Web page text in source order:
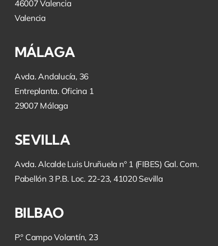
46007 Valencia
Valencia
MÁLAGA
Avda. Andalucía, 36
Entreplanta. Oficina 1
29007 Málaga
SEVILLA
Avda. Alcalde Luis Uruñuela nº 1 (FIBES) Gal. Com.
Pabellón 3 P.B. Loc. 22-23, 41020 Sevilla
BILBAO
P.º Campo Volantín, 23